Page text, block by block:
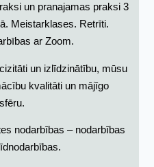
un pranajamas praksi 3
Meistarklases. Retrīti.
ar Zoom.
un izlīdzinātību, mūsu
kvalitāti un mājīgo
nodarbības – nodarbības